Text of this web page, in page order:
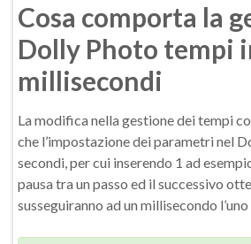
Cosa comporta la
Dolly Photo tempi
millisecondi
La modifica nella gestione dei tempi
che l’impostazione dei parametri nel
secondi, per cui inserendo 1 ad
pausa tra un passo ed il successivo
susseguiranno ad un millisecondo